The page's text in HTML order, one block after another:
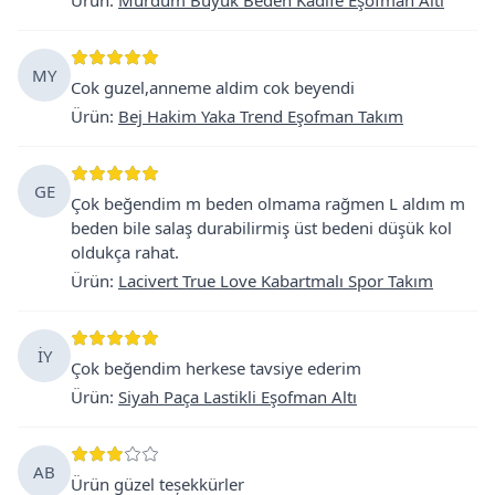
MY
Cok guzel,anneme aldim cok beyendi
Ürün: Bej Hakim Yaka Trend Eşofman Takım
GE
Çok beğendim m beden olmama rağmen L aldım m
beden bile salaş durabilirmiş üst bedeni düşük kol
oldukça rahat.
Ürün: Lacivert True Love Kabartmalı Spor Takım
İY
Çok beğendim herkese tavsiye ederim
Ürün: Siyah Paça Lastikli Eşofman Altı
AB
Ürün güzel teșekkürler